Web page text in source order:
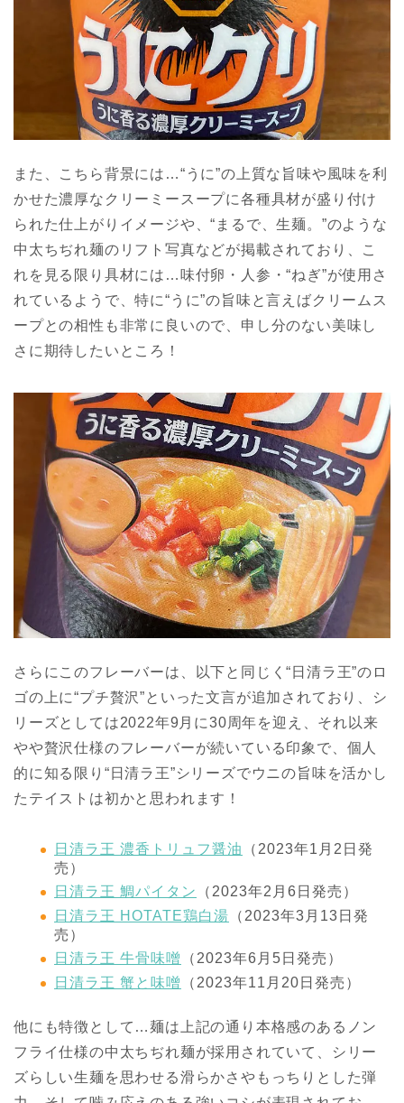
また、こちら背景には…“うに”の上質な旨味や風味を利
かせた濃厚なクリーミースープに各種具材が盛り付け
られた仕上がりイメージや、“まるで、生麺。”のような
中太ちぢれ麺のリフト写真などが掲載されており、こ
れを見る限り具材には…味付卵・人参・“ねぎ”が使用さ
れているようで、特に“うに”の旨味と言えばクリームス
ープとの相性も非常に良いので、申し分のない美味し
さに期待したいところ！
さらにこのフレーバーは、以下と同じく“日清ラ王”のロ
ゴの上に“プチ贅沢”といった文言が追加されており、シ
リーズとしては2022年9月に30周年を迎え、それ以来
やや贅沢仕様のフレーバーが続いている印象で、個人
的に知る限り“日清ラ王”シリーズでウニの旨味を活かし
たテイストは初かと思われます！
日清ラ王 濃香トリュフ醤油
（2023年1月2日発
売）
日清ラ王 鯛パイタン
（2023年2月6日発売）
日清ラ王 HOTATE鶏白湯 （2023年3月13日発
売）
日清ラ王 牛骨味噌
（2023年6月5日発売）
日清ラ王 蟹と味噌
（2023年11月20日発売）
他にも特徴として…麺は上記の通り本格感のあるノン
フライ仕様の中太ちぢれ麺が採用されていて、シリー
ズらしい生麺を思わせる滑らかさやもっちりとした弾